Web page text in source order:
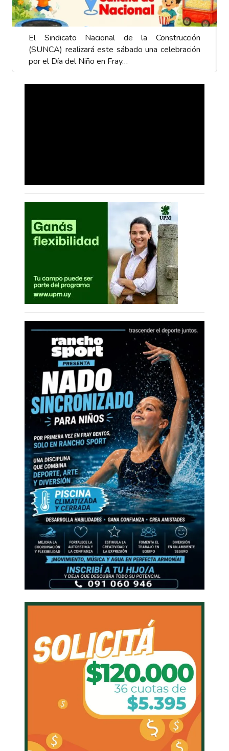
El Sindicato Nacional de la Construcción
(SUNCA) realizará este sábado una celebración
por el Día del Niño en Fray…